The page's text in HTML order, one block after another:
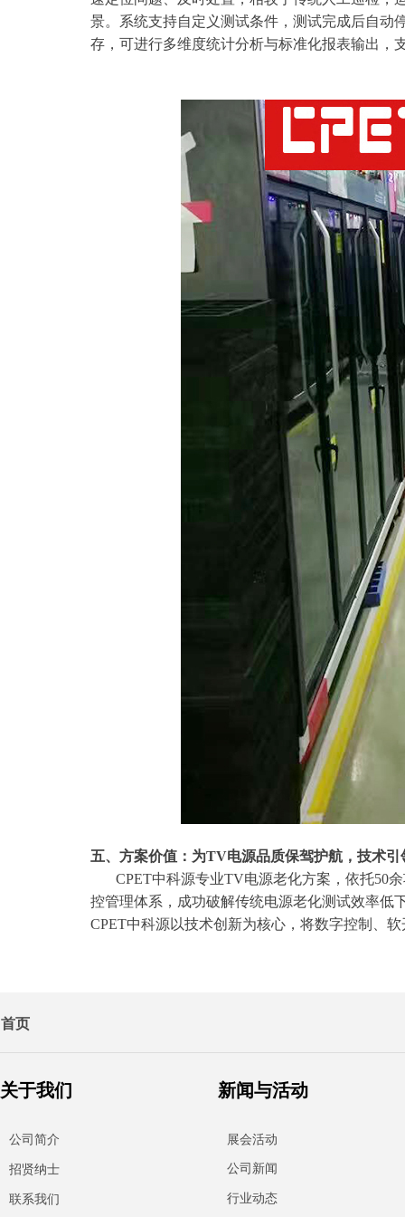
景。系统支持自定义测试条件，测试完成后自动
存，可进行多维度统计分析与标准化报表输出，
五、方案价值：为TV电源品质保驾护航，技术引
CPET中科源专业TV电源老化方案，依托50余
控管理体系，成功破解传统电源老化测试效率低
CPET中科源以技术创新为核心，将数字控制、
关于我们 新闻与活动
公司简介
招贤纳士
联系我们
展会活动
公司新闻
行业动态
首页